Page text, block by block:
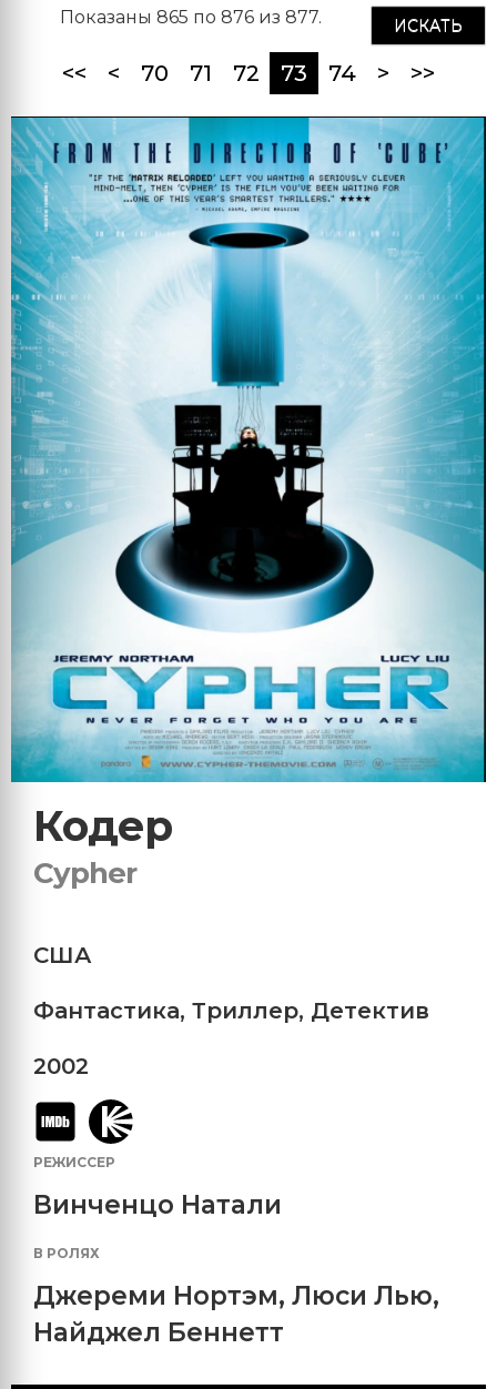
ИСКАТЬ
Показаны 865 по 876 из 877.
<< < 70 71 72 73 (current)
74 > >>
Кодер
Cypher
США
Фантастика, Триллер, Детектив
2002
РЕЖИССЕР
Винченцо Натали
В РОЛЯХ
Джереми Нортэм, Люси Лью,
Найджел Беннетт